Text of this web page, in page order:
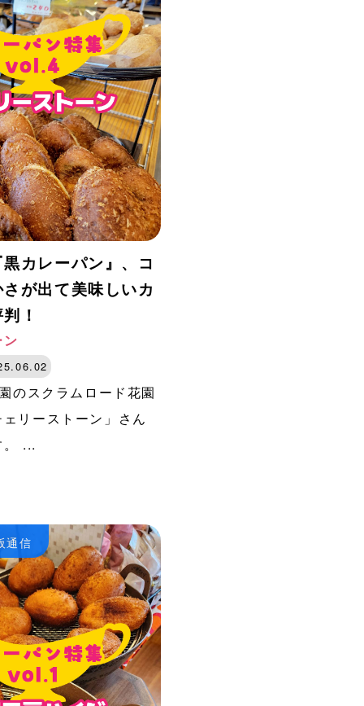
カレーパン』、コ
が出て美味しいカ
！
のスクラムロード花園
リーストーン」さん
。 ...
通信